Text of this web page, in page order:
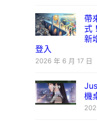
帶
式
新
登入
2026 年 6 月 17 日
機